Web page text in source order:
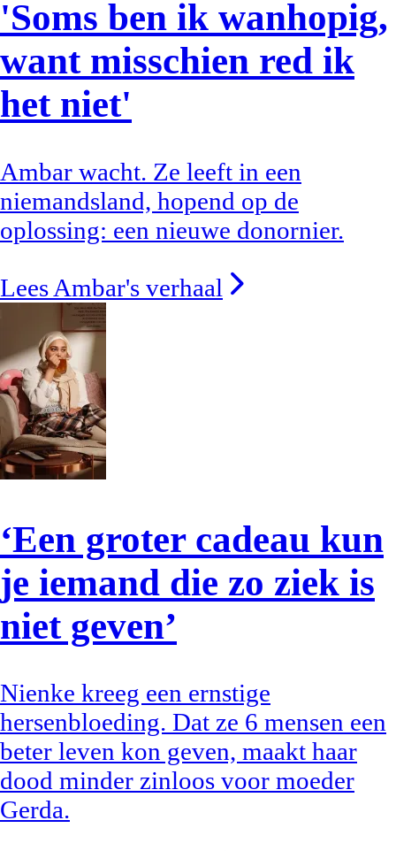
'Soms ben ik wanhopig,
want misschien red ik
het niet'
Ambar wacht. Ze leeft in een
niemandsland, hopend op de
oplossing: een nieuwe donornier.
Lees Ambar's verhaal
‘Een groter cadeau kun
je iemand die zo ziek is
niet geven’
Nienke kreeg een ernstige
hersenbloeding. Dat ze 6 mensen een
beter leven kon geven, maakt haar
dood minder zinloos voor moeder
Gerda.